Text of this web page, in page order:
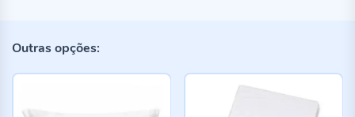
Outras opções: